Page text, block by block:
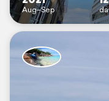
Aug–Sep